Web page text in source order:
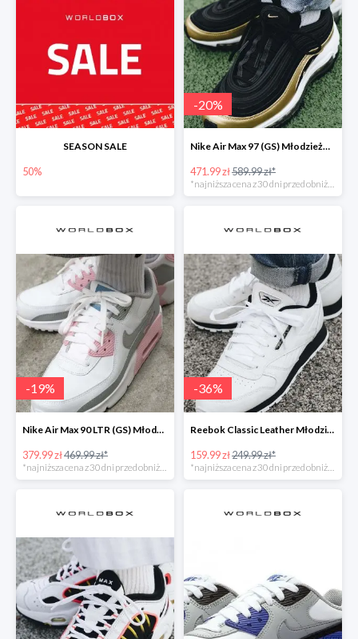
SEASON SALE
50%
-20%
Nike Air Max 97 (GS) Młodzieżowe Czarne
471.99 zł589.99 zł*
-19%
Nike Air Max 90 LTR (GS) Młodzieżowe Białe
379.99 zł469.99 zł*
*najniższa cena z 30 dni przed obniżką
-36%
Reebok Classic Leather Młodzieżowe Białe
159.99 zł249.99 zł*
*najniższa cena z 30 dni przed obniżką